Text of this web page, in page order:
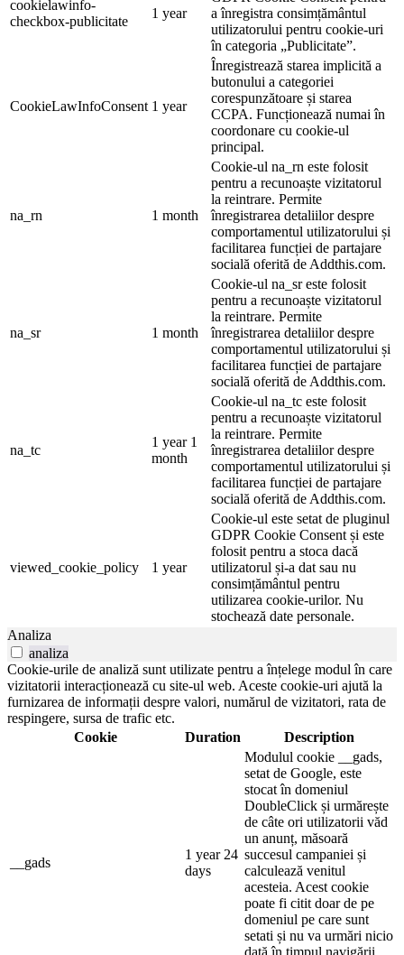
cookielawinfo-
checkbox-publicitate
1 year
a înregistra consimțământul
utilizatorului pentru cookie-uri
în categoria „Publicitate”.
CookieLawInfoConsent 1 year
Înregistrează starea implicită a
butonului a categoriei
corespunzătoare și starea
CCPA. Funcționează numai în
coordonare cu cookie-ul
principal.
na_rn 1 month
Cookie-ul na_rn este folosit
pentru a recunoaște vizitatorul
la reintrare. Permite
înregistrarea detaliilor despre
comportamentul utilizatorului și
facilitarea funcției de partajare
socială oferită de Addthis.com.
na_sr 1 month
Cookie-ul na_sr este folosit
pentru a recunoaște vizitatorul
la reintrare. Permite
înregistrarea detaliilor despre
comportamentul utilizatorului și
facilitarea funcției de partajare
socială oferită de Addthis.com.
na_tc
1 year 1
month
Cookie-ul na_tc este folosit
pentru a recunoaște vizitatorul
la reintrare. Permite
înregistrarea detaliilor despre
comportamentul utilizatorului și
facilitarea funcției de partajare
socială oferită de Addthis.com.
viewed_cookie_policy 1 year
Cookie-ul este setat de pluginul
GDPR Cookie Consent și este
folosit pentru a stoca dacă
utilizatorul și-a dat sau nu
consimțământul pentru
utilizarea cookie-urilor. Nu
stochează date personale.
Analiza
analiza
Cookie-urile de analiză sunt utilizate pentru a înțelege modul în care
vizitatorii interacționează cu site-ul web. Aceste cookie-uri ajută la
furnizarea de informații despre valori, numărul de vizitatori, rata de
respingere, sursa de trafic etc.
Cookie
Duration Description
__gads
1 year 24
days
Modulul cookie __gads,
setat de Google, este
stocat în domeniul
DoubleClick și urmărește
de câte ori utilizatorii văd
un anunț, măsoară
succesul campaniei și
calculează venitul
acesteia. Acest cookie
poate fi citit doar de pe
domeniul pe care sunt
setati și nu va urmări nicio
dată în timpul navigării